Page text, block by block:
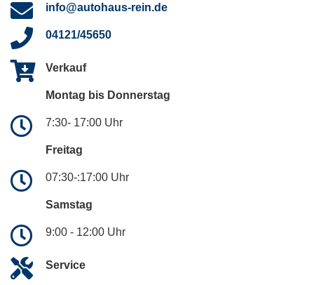
info@autohaus-rein.de
04121/45650
Verkauf
Montag bis Donnerstag
7:30- 17:00 Uhr
Freitag
07:30-:17:00 Uhr
Samstag
9:00 - 12:00 Uhr
Service